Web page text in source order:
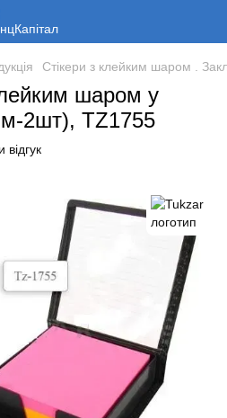
Стікери з клейким шаром .
шаром у
2шт), TZ1755
відгук